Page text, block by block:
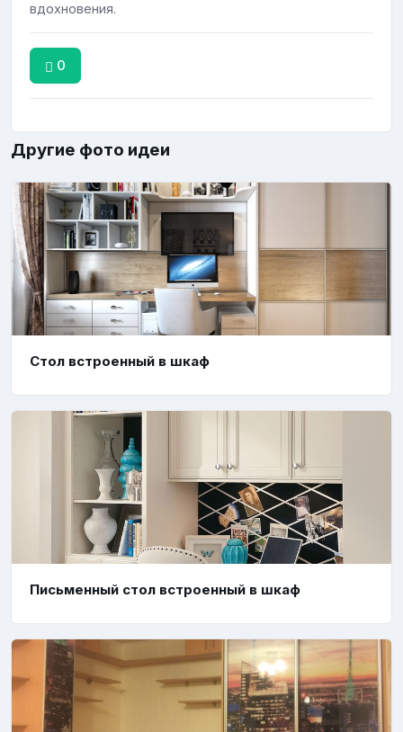
вдохновения.
0
Другие фото идеи
Стол встроенный в шкаф
Письменный стол встроенный в шкаф